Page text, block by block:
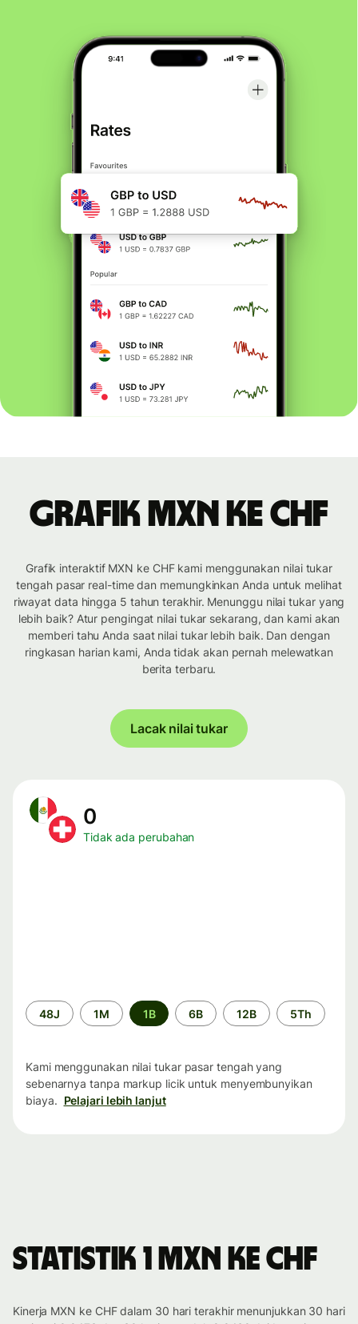
Grafik MXN ke CHF
Grafik interaktif MXN ke CHF kami menggunakan nilai tukar
tengah pasar real-time dan memungkinkan Anda untuk melihat
riwayat data hingga 5 tahun terakhir. Menunggu nilai tukar yang
lebih baik? Atur pengingat nilai tukar sekarang, dan kami akan
memberi tahu Anda saat nilai tukar lebih baik. Dan dengan
ringkasan harian kami, Anda tidak akan pernah melewatkan
berita terbaru.
Lacak nilai tukar
0
Tidak ada perubahan
Periode
waktu
48J 1M 1B 6B 12B 5Th
Kami menggunakan nilai tukar pasar tengah yang
sebenarnya tanpa markup licik untuk menyembunyikan
biaya. Pelajari lebih lanjut
Statistik 1 MXN ke CHF
Kinerja MXN ke CHF dalam 30 hari terakhir menunjukkan 30 hari